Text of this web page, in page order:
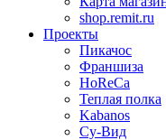
shop.remit.ru
Проекты
Пикачос
Франшиза
HoReCa
Теплая полка
Kabanos
Су-Вид